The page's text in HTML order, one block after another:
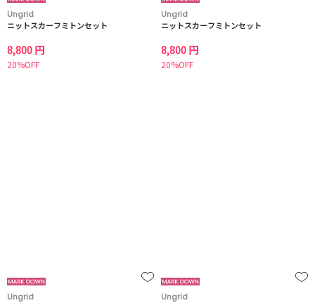
Ungrid
ニットスカーフミトンセット
8,800 円
20%OFF
Ungrid
ニットスカーフミトンセット
8,800 円
20%OFF
Ungrid
Ungrid